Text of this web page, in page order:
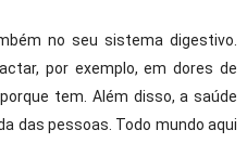
no seu sistema digestivo.
por exemplo, em dores de
tem. Além disso, a saúde
das pessoas. Todo mundo aqui